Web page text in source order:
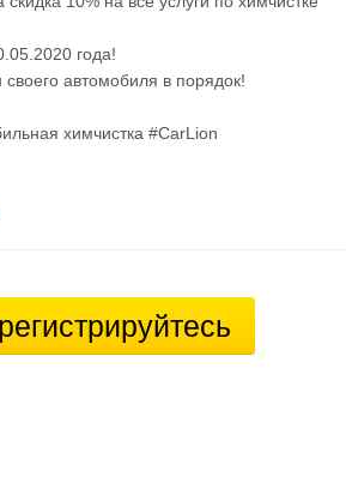
года!
автомобиля в порядок!
химчистка #CarLion